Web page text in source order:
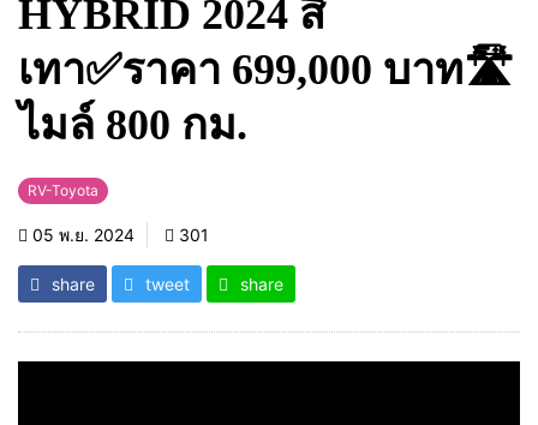
HYBRID 2024 สี
เทา✅ราคา 699,000 บาท🛣️
ไมล์ 800 กม.
RV-Toyota
05 พ.ย. 2024 301
share tweet share